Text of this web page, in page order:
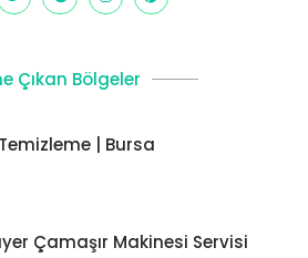
Çıkan Bölgeler
| Bursa
Çamaşır Makinesi Servisi